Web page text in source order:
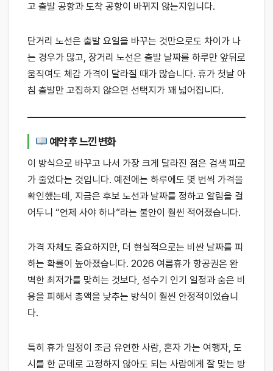
고 출발 공항과 도착 공항이 바뀌지 않는지입니다.
단거리 노선은 출발 요일을 바꾸는 것만으로도 차이가 나
는 경우가 많고, 장거리 노선은 출발 날짜를 하루만 앞뒤로
움직여도 체감 가격이 달라질 때가 많습니다. 휴가 첫날 아
침 출발만 고집하지 않으면 선택지가 꽤 넓어집니다.
예약 후 느낀 변화
이 방식으로 바꾸고 나서 가장 크게 달라진 점은 검색 피로
가 줄었다는 것입니다. 예전에는 하루에도 몇 번씩 가격을
확인했는데, 지금은 후보 노선과 날짜를 정하고 알림을 걸
어두니 “언제 사야 하나”라는 불안이 훨씬 적어졌습니다.
가격 자체도 중요하지만, 더 현실적으로는 비싼 날짜를 피
하는 확률이 높아졌습니다. 2026 여름휴가 항공권은 완
벽한 최저가를 맞히는 것보다, 성수기 인기 일정과 숨은 비
용을 피해서 총액을 낮추는 방식이 훨씬 안정적이었습니
다.
특히 휴가 일정이 조금 유연한 사람, 혼자 가는 여행자, 도
시를 한 군데로 고정하지 않아도 되는 사람에게 잘 맞는 방